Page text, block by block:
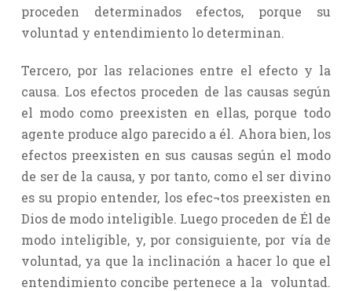
proceden determinados efectos, porque su
voluntad y entendimiento lo determinan.
Tercero, por las relaciones entre el efecto y la
causa. Los efectos proceden de las causas según
el modo como preexisten en ellas, porque todo
agente produce algo parecido a él. Ahora bien, los
efectos preexisten en sus causas según el modo
de ser de la causa, y por tanto, como el ser divino
es su propio entender, los efec¬tos preexisten en
Dios de modo inteligible. Luego proceden de Él de
modo inteligible, y, por consiguiente, por vía de
voluntad, ya que la inclinación a hacer lo que el
entendimiento concibe pertenece a la voluntad.